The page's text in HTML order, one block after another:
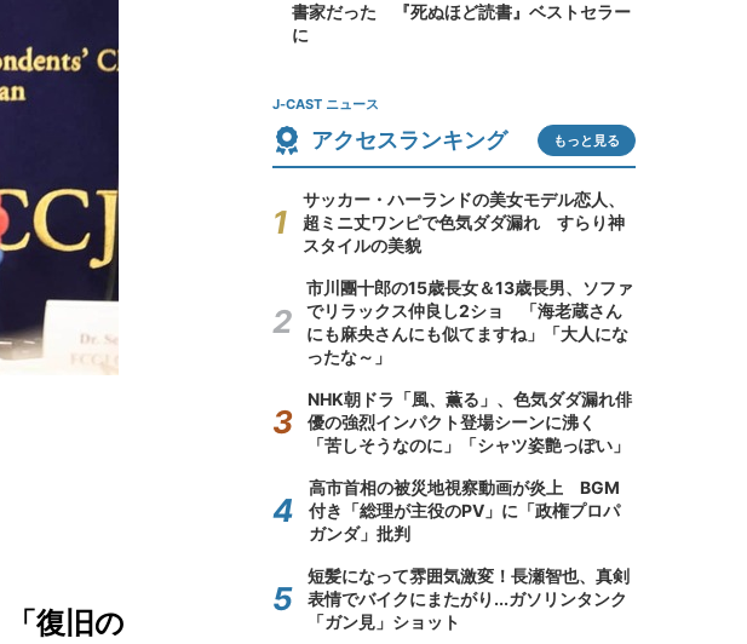
復旧の
書家だった 『死ぬほど読書』ベストセラー
に
J-CAST ニュース
アクセスランキング もっと見る
サッカー・ハーランドの美女モデル恋人、
超ミニ丈ワンピで色気ダダ漏れ すらり神
スタイルの美貌
市川團十郎の15歳長女＆13歳長男、ソファ
でリラックス仲良し2ショ 「海老蔵さん
にも麻央さんにも似てますね」「大人にな
ったな～」
NHK朝ドラ「風、薫る」、色気ダダ漏れ俳
優の強烈インパクト登場シーンに沸く
「苦しそうなのに」「シャツ姿艶っぽい」
高市首相の被災地視察動画が炎上 BGM
付き「総理が主役のPV」に「政権プロパ
ガンダ」批判
短髪になって雰囲気激変！長瀬智也、真剣
表情でバイクにまたがり...ガソリンタンク
「ガン見」ショット